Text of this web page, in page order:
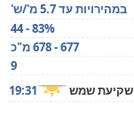
במהירויות עד 5.7 מ'/ש'
44 - 83%
677 - 678 מ"כ
9
שקיעת שמש 19:31